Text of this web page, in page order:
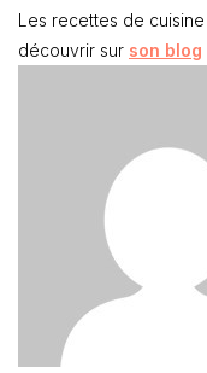
Les recettes de
découvrir sur son blog